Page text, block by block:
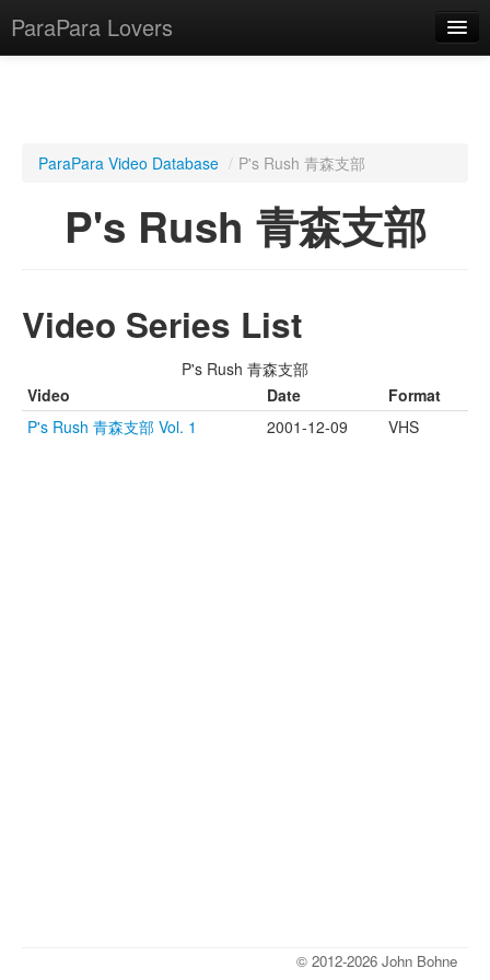
ParaPara Lovers
TechPara Video Database
Lesson Database
ParaPara Video Database / P's Rush 青森支部
P's Rush 青森支部
Video Series List
P's Rush 青森支部
Video
Date
Format
P's Rush 青森支部 Vol. 1
2001-12-09 VHS
© 2012-2026 John Bohne